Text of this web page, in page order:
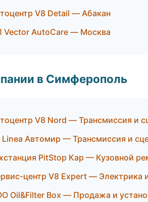
V8 Detail — Абакан
Vector AutoCare — Москва
в Симферополь
V8 Nord — Трансмиссия и
Linea Автомир — Трансмиссия и
PitStop Кар — Кузовной
центр V8 Expert — Электрика
Oil&Filter Box — Продажа и